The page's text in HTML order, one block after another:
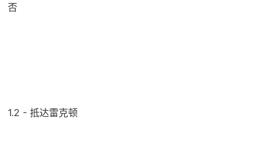
否
1.2 - 抵达雷克顿